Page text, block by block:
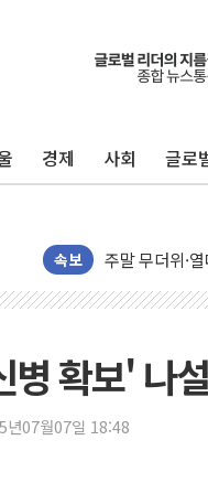
경제 사회 글로
속보
李대통령,
주말 무더위·
오세훈 "용산
10월 보완수
민주당, 오늘
한상협, 업계
뉴욕증시, 고
병 확보' 나
년07월07일 18:48